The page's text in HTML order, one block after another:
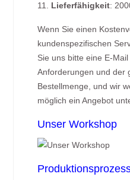
11. Lieferfähigkeit:
Wenn Sie einen
kundenspezifischen
Sie uns bitte eine E-
Anforderungen und der
Bestellmenge, und wir
möglich ein Angebot
Unser Workshop